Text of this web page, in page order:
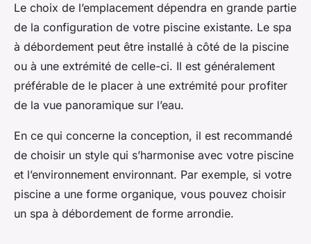
Le choix de l’emplacement dépendra en grande partie
de la configuration de votre piscine existante. Le spa
à débordement peut être installé à côté de la piscine
ou à une extrémité de celle-ci. Il est généralement
préférable de le placer à une extrémité pour profiter
de la vue panoramique sur l’eau.
En ce qui concerne la conception, il est recommandé
de choisir un style qui s’harmonise avec votre piscine
et l’environnement environnant. Par exemple, si votre
piscine a une forme organique, vous pouvez choisir
un spa à débordement de forme arrondie.